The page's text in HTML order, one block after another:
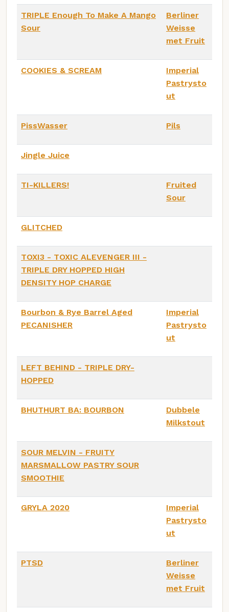
TRIPLE Enough To Make A Mango
Sour
Berliner
Weisse
met Fruit
COOKIES & SCREAM
Imperial
Pastrysto
ut
PissWasser Pils
Jingle Juice
TI-KILLERS!
Fruited
Sour
GLITCHED
TOXI3 - TOXIC ALEVENGER III -
TRIPLE DRY HOPPED HIGH
DENSITY HOP CHARGE
Bourbon & Rye Barrel Aged
PECANISHER
Imperial
Pastrysto
ut
LEFT BEHIND - TRIPLE DRY-
HOPPED
BHUTHURT BA: BOURBON
Dubbele
Milkstout
SOUR MELVIN - FRUITY
MARSMALLOW PASTRY SOUR
SMOOTHIE
GRYLA 2020
Imperial
Pastrysto
ut
PTSD
Berliner
Weisse
met Fruit